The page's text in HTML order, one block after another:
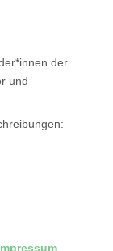
der
und